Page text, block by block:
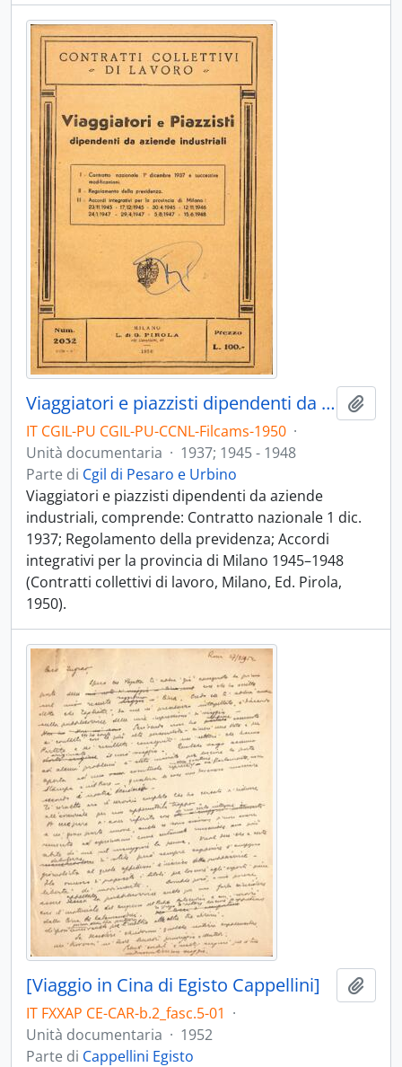
Viaggiatori e piazzisti dipendenti da aziende industriali
IT CGIL-PU CGIL-PU-CCNL-Filcams-1950 ·
Unità documentaria · 1937; 1945 - 1948
Parte di Cgil di Pesaro e Urbino
Viaggiatori e piazzisti dipendenti da aziende
industriali, comprende: Contratto nazionale 1 dic.
1937; Regolamento della previdenza; Accordi
integrativi per la provincia di Milano 1945–1948
(Contratti collettivi di lavoro, Milano, Ed. Pirola,
1950).
[Viaggio in Cina di Egisto Cappellini]
IT FXXAP CE-CAR-b.2_fasc.5-01 ·
Unità documentaria · 1952
Parte di Cappellini Egisto